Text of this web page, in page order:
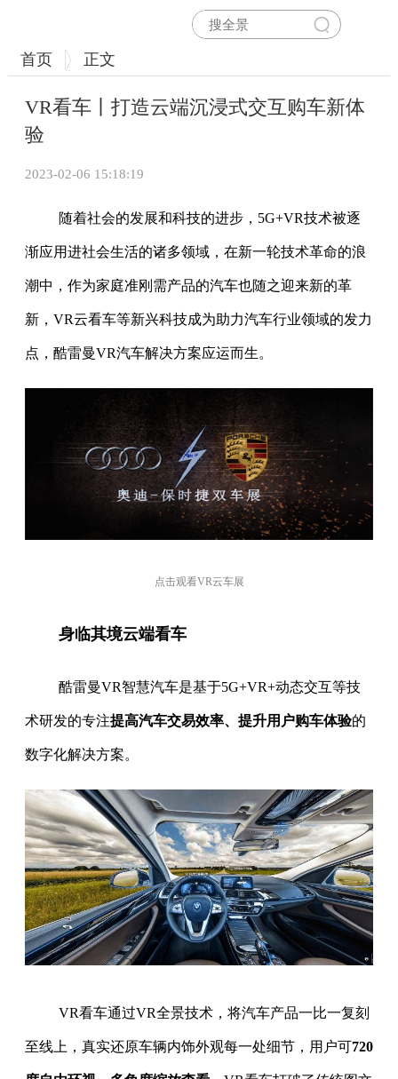
首页 正文
VR看车丨打造云端沉浸式交互购车新体
验
2023-02-06 15:18:19
随着社会的发展和科技的进步，5G+VR技术被逐
渐应用进社会生活的诸多领域，在新一轮技术革命的浪
潮中，作为家庭准刚需产品的汽车也随之迎来新的革
新，VR云看车等新兴科技成为助力汽车行业领域的发力
点，酷雷曼VR汽车解决方案应运而生。
点击观看VR云车展
身临其境云端看车
酷雷曼VR智慧汽车是基于5G+VR+动态交互等技
术研发的专注提高汽车交易效率、提升用户购车体验的
数字化解决方案。
VR看车通过VR全景技术，将汽车产品一比一复刻
至线上，真实还原车辆内饰外观每一处细节，用户可720